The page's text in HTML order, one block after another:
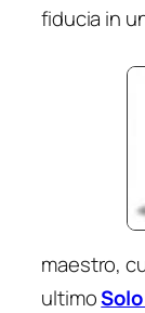
fiducia in
maestro,
ultimo